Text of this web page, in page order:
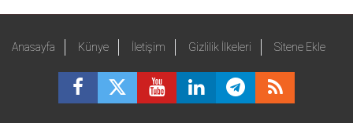
Anasayfa Künye İletişim Gizlilik İlkeleri Sitene Ekle